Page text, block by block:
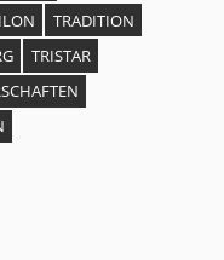
TRADITION
TRISTAR